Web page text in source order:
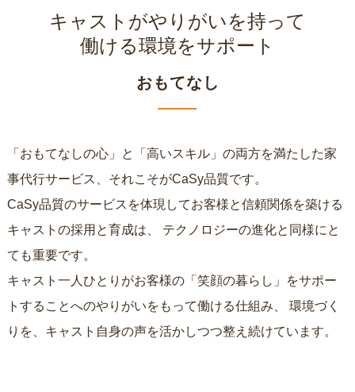
キャストがやりがいを持って
働ける環境をサポート
おもてなし
「おもてなしの心」と「高いスキル」の両方を満たした家
事代行サービス、それこそがCaSy品質です。
CaSy品質のサービスを体現してお客様と信頼関係を築ける
キャストの採用と育成は、
ても重要です。
キャスト一人ひとりがお客様の「笑顔の暮らし」をサポー
トすることへのやりがいをもって働ける仕組み、
りを、キャスト自身の声を活かしつつ整え続けています。